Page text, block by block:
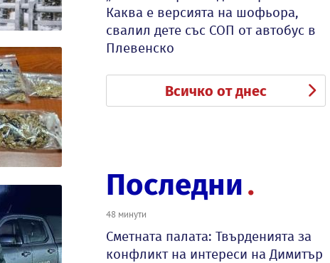
Каква е версията на шофьора,
свалил дете със СОП от автобус в
Плевенско
Всичко от днес
Последни
48 минути
Сметната палата: Твърденията за
конфликт на интереси на Димитър